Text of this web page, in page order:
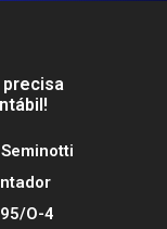
precisa
O-4